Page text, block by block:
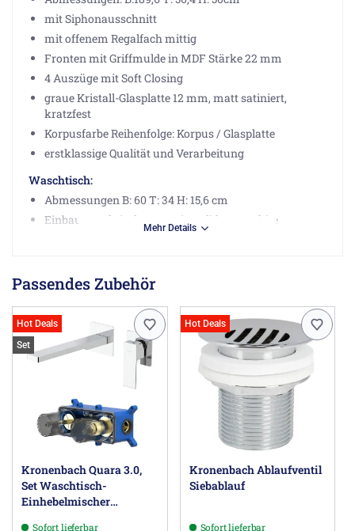
mit Siphonausschnitt
mit offenem Regalfach mittig
Fronten mit Griffmulde in MDF Stärke 22 mm
4 Auszüge mit Soft Closing
graue Kristall-Glasplatte 12 mm, matt satiniert,
kratzfest
Korpusfarbe Reihenfolge: Korpus / Glasplatte
erstklassige Qualität und Verarbeitung
Waschtisch:
Abmessungen B: 60 T: 34 H: 15,6 cm
Einbauwaschtisch ELY 60 in Solid matt white
Armatur nicht im Lieferumfang enthalten!
GlasplatteohneHahnlochbohrung!
Herstellerinformationen
Progetto Bagno s.r.l., Via dell’Industria 96, 61025
Montelabbate (PU) IT, info@progettobagno.com
Mehr Details
Passendes Zubehör
Hot Deals
Set
Kronenbach Quara 3.0,
Set Waschtisch-
Einhebelmischer
Sofort lieferbar
Hot Deals
Kronenbach Ablaufventil
Siebablauf
Sofort lieferbar